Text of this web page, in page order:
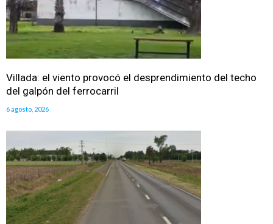
Villada: el viento provocó el desprendimiento del techo
del galpón del ferrocarril
6 agosto, 2026